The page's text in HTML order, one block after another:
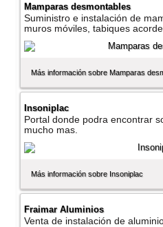
Mamparas desmontables
Suministro e instalación de
muros móviles, tabiques
Más información sobre Mamparas
Insoniplac
Portal donde podra encontrar
mucho mas.
Más información sobre Insoniplac
Fraimar Aluminios
Venta de instalación de